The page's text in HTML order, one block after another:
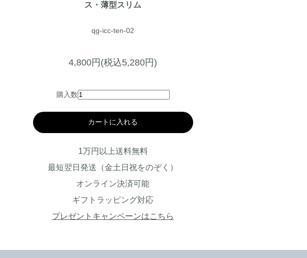
ス・薄型スリム
qg-icc-ten-02
4,800円(税込5,280円)
購入数
カートに入れる
1万円以上送料無料
最短翌日発送（金土日祝をのぞく）
オンライン決済可能
ギフトラッピング対応
プレゼントキャンペーンはこちら